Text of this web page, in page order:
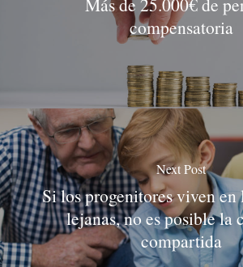
compensatoria
Next Post
Si los progenitores viven en
lejanas, no es posible la
compartida